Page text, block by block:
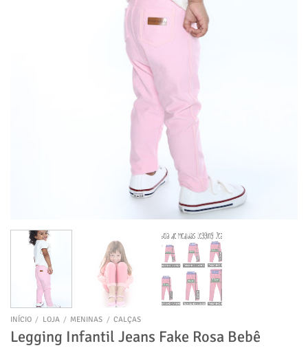
INÍCIO / LOJA / MENINAS / CALÇAS
Legging Infantil Jeans Fake Rosa Bebê